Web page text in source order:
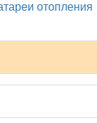
отопления